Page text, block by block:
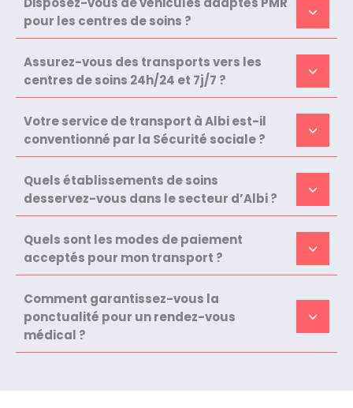
pour les centres de soins ?
Assurez-vous des transports vers les
centres de soins 24h/24 et 7j/7 ?
Votre service de transport à Albi est-il
conventionné par la Sécurité sociale ?
Quels établissements de soins
desservez-vous dans le secteur d’Albi ?
Quels sont les modes de paiement
acceptés pour mon transport ?
Comment garantissez-vous la
ponctualité pour un rendez-vous
médical ?